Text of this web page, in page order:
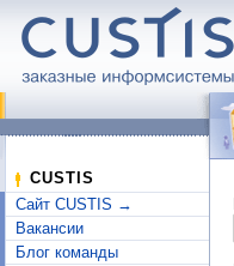
CUSTIS
Сайт CUSTIS →
Вакансии
Блог команды